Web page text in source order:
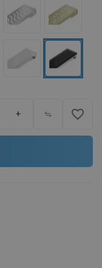
+ favorite_border